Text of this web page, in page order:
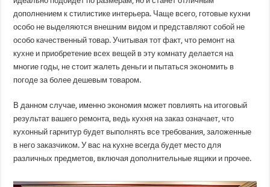
дополнением к стилистике интерьера. Чаще всего, готовые кухни
особо не выделяются внешним видом и представляют собой не
особо качественный товар. Учитывая тот факт, что ремонт на
кухне и приобретение всех вещей в эту комнату делается на
многие годы, не стоит жалеть деньги и пытаться экономить в
погоде за более дешевым товаром.
В данном случае, именно экономия может повлиять на итоговый
результат вашего ремонта, ведь кухня на заказ означает, что
кухонный гарнитур будет выполнять все требования, заложенные
в него заказчиком. У вас на кухне всегда будет место для
различных предметов, включая дополнительные ящики и прочее.